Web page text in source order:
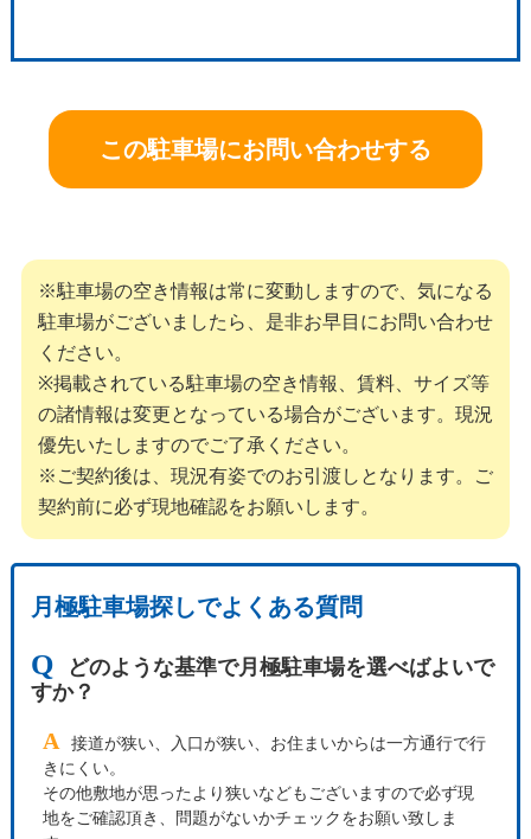
この駐車場にお問い合わせする
※駐車場の空き情報は常に変動しますので、気になる
駐車場がございましたら、是非お早目にお問い合わせ
ください。
※掲載されている駐車場の空き情報、賃料、サイズ等
の諸情報は変更となっている場合がございます。現況
優先いたしますのでご了承ください。
※ご契約後は、現況有姿でのお引渡しとなります。ご
契約前に必ず現地確認をお願いします。
月極駐車場探しでよくある質問
Q
どのような基準で月極駐車場を選べばよいで
すか？
A
接道が狭い、入口が狭い、お住まいからは一方通行で行
きにくい。
その他敷地が思ったより狭いなどもございますので必ず現
地をご確認頂き、問題がないかチェックをお願い致しま